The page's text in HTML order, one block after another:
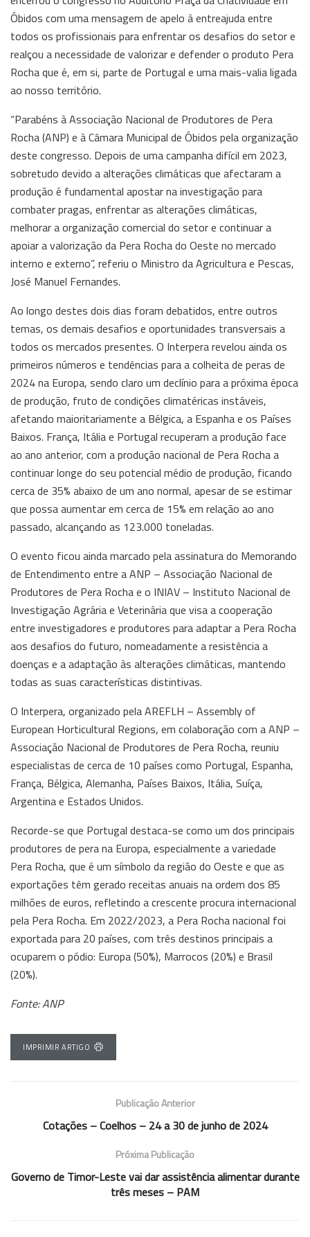
Óbidos com uma mensagem de apelo à entreajuda entre
todos os profissionais para enfrentar os desafios do setor e
realçou a necessidade de valorizar e defender o produto Pera
Rocha que é, em si, parte de Portugal e uma mais-valia ligada
ao nosso território.
“Parabéns à Associação Nacional de Produtores de Pera
Rocha (ANP) e à Câmara Municipal de Óbidos pela organização
deste congresso. Depois de uma campanha difícil em 2023,
sobretudo devido a alterações climáticas que afectaram a
produção é fundamental apostar na investigação para
combater pragas, enfrentar as alterações climáticas,
melhorar a organização comercial do setor e continuar a
apoiar a valorização da Pera Rocha do Oeste no mercado
interno e externo”, referiu o Ministro da Agricultura e Pescas,
José Manuel Fernandes.
Ao longo destes dois dias foram debatidos, entre outros
temas, os demais desafios e oportunidades transversais a
todos os mercados presentes. O Interpera revelou ainda os
primeiros números e tendências para a colheita de peras de
2024 na Europa, sendo claro um declínio para a próxima época
de produção, fruto de condições climatéricas instáveis,
afetando maioritariamente a Bélgica, a Espanha e os Países
Baixos. França, Itália e Portugal recuperam a produção face
ao ano anterior, com a produção nacional de Pera Rocha a
continuar longe do seu potencial médio de produção, ficando
cerca de 35% abaixo de um ano normal, apesar de se estimar
que possa aumentar em cerca de 15% em relação ao ano
passado, alcançando as 123.000 toneladas.
O evento ficou ainda marcado pela assinatura do Memorando
de Entendimento entre a ANP – Associação Nacional de
Produtores de Pera Rocha e o INIAV – Instituto Nacional de
Investigação Agrária e Veterinária que visa a cooperação
entre investigadores e produtores para adaptar a Pera Rocha
aos desafios do futuro, nomeadamente a resistência a
doenças e a adaptação às alterações climáticas, mantendo
todas as suas características distintivas.
O Interpera, organizado pela AREFLH – Assembly of
European Horticultural Regions, em colaboração com a ANP –
Associação Nacional de Produtores de Pera Rocha, reuniu
especialistas de cerca de 10 países como Portugal, Espanha,
França, Bélgica, Alemanha, Países Baixos, Itália, Suíça,
Argentina e Estados Unidos.
Recorde-se que Portugal destaca-se como um dos principais
produtores de pera na Europa, especialmente a variedade
Pera Rocha, que é um símbolo da região do Oeste e que as
exportações têm gerado receitas anuais na ordem dos 85
milhões de euros, refletindo a crescente procura internacional
pela Pera Rocha. Em 2022/2023, a Pera Rocha nacional foi
exportada para 20 países, com três destinos principais a
ocuparem o pódio: Europa (50%), Marrocos (20%) e Brasil
(20%).
Fonte: ANP
IMPRIMIR ARTIGO
Publicação Anterior
Cotações – Coelhos – 24 a 30 de junho de 2024
Próxima Publicação
Governo de Timor-Leste vai dar assistência alimentar durante
três meses – PAM